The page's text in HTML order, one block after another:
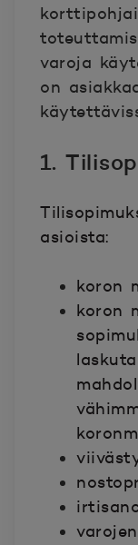
varoja
on
1.
asioista:
koron
koron